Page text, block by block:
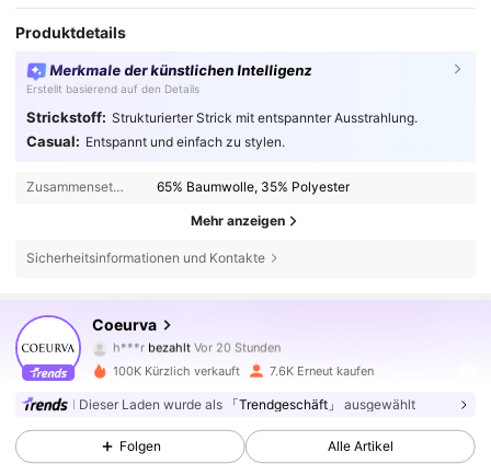
Produktdetails
Merkmale der künstlichen Intelligenz
Erstellt basierend auf den Details
Strickstoff: Strukturierter Strick mit entspannter Ausstrahlung.
Casual: Entspannt und einfach zu stylen.
Zusammensetzung: 65% Baumwolle, 35% Polyester
Mehr anzeigen
Sicherheitsinformationen und Kontakte
Coeurva
h***rbezahlt
B***1 istVor 8 Stundengefolgt
4,72
19K Follower
100K Kürzlich verkauft 7.6K Erneut kaufen
Dieser Laden wurde als 「Trendgeschäft」 ausgewählt
Folgen Alle Artikel